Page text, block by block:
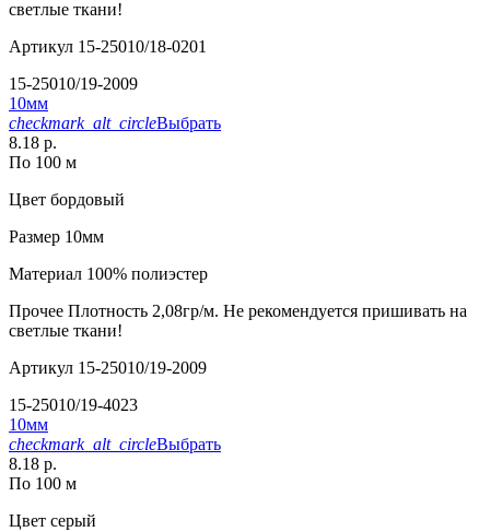
светлые ткани!
Артикул 15-25010/18-0201
15-25010/19-2009
10мм
checkmark_alt_circleВыбрать
8.18 р.
По 100 м
Цвет бордовый
Размер 10мм
Материал 100% полиэстер
Прочее Плотность 2,08гр/м. Не рекомендуется пришивать на
светлые ткани!
Артикул 15-25010/19-2009
15-25010/19-4023
10мм
checkmark_alt_circleВыбрать
8.18 р.
По 100 м
Цвет серый